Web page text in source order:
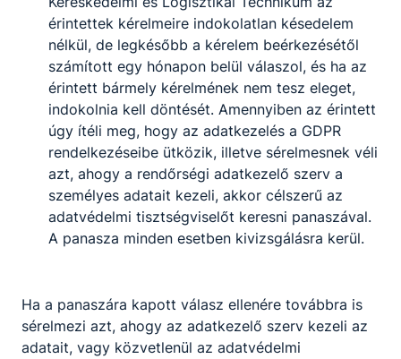
érintettek kérelmeire indokolatlan késedelem
nélkül, de legkésőbb a kérelem beérkezésétől
számított egy hónapon belül válaszol, és ha az
érintett bármely kérelmének nem tesz eleget,
indokolnia kell döntését. Amennyiben az érintett
úgy ítéli meg, hogy az adatkezelés a GDPR
rendelkezéseibe ütközik, illetve sérelmesnek véli
azt, ahogy a rendőrségi adatkezelő szerv a
személyes adatait kezeli, akkor célszerű az
adatvédelmi tisztségviselőt keresni panaszával.
A panasza minden esetben kivizsgálásra kerül.
Ha a panaszára kapott válasz ellenére továbbra is
sérelmezi azt, ahogy az adatkezelő szerv kezeli az
adatait, vagy közvetlenül az adatvédelmi